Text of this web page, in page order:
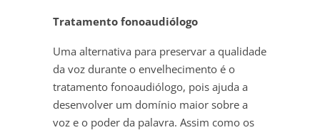
Tratamento fonoaudiólogo
Uma alternativa para preservar a qualidade
da voz durante o envelhecimento é o
tratamento fonoaudiólogo, pois ajuda a
desenvolver um domínio maior sobre a
voz e o poder da palavra. Assim como os